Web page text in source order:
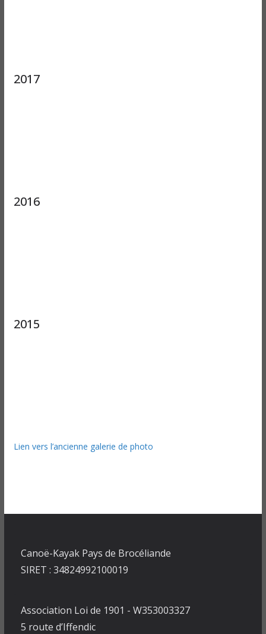
2017
2016
2015
Lien vers l’ancienne galerie de photo
Canoë-Kayak Pays de Brocéliande
SIRET : 34824992100019
Association Loi de 1901 - W353003327
5 route d’Iffendic